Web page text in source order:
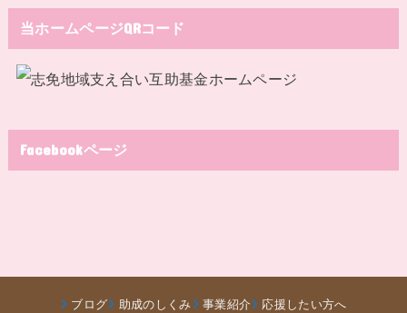
当ホームページQRコード
Facebookページ
ブログ 助成のしくみ 事業紹介
応援したい方へ